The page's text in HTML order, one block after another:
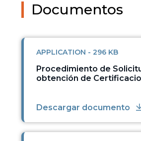
Documentos
APPLICATION - 296 KB
Procedimiento de
obtención de
Descargar documento